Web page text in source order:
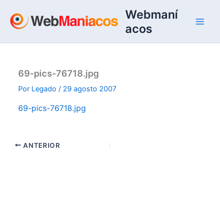
contenido
Webmaní
acos
69-pics-76718.jpg
Por Legado/ 29 agosto 2007
69-pics-76718.jpg
ANTERIOR